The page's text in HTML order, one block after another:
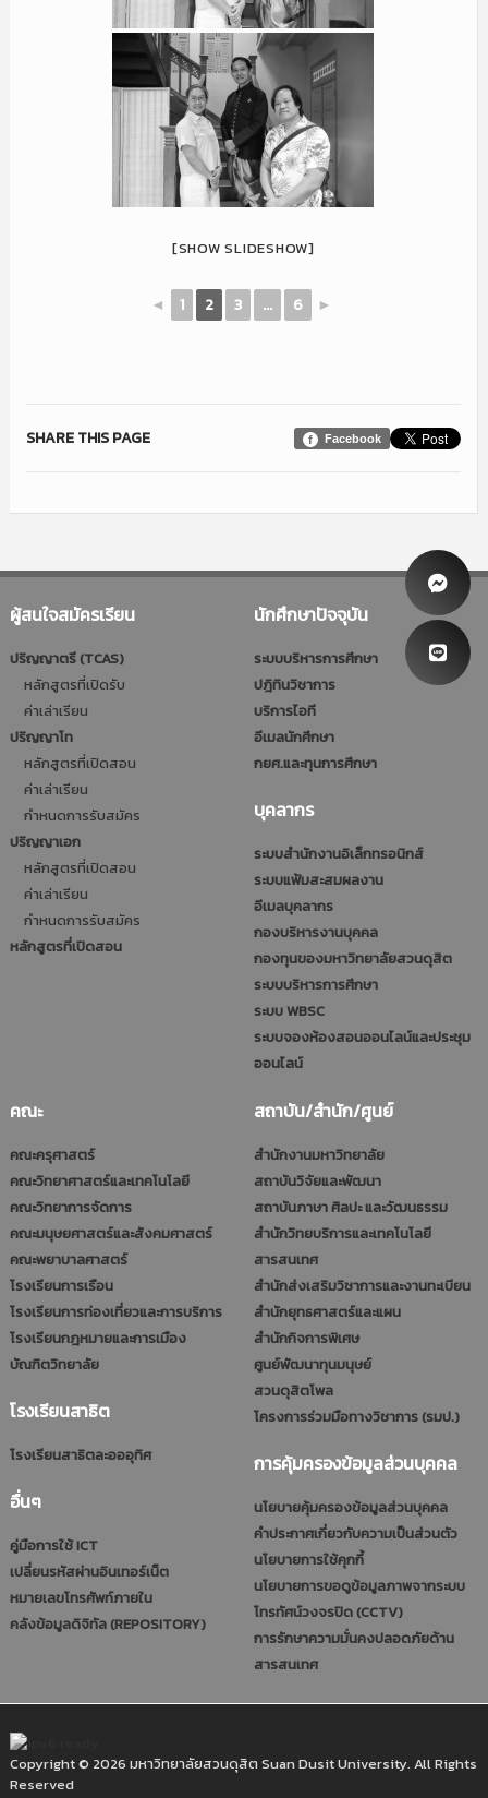
[SHOW SLIDESHOW]
◄ 1 2 3 ... 6 ►
Facebook
SHARE THIS PAGE
ผู้สนใจสมัครเรียน
ปริญญาตรี (TCAS)
หลักสูตรที่เปิดรับ
ค่าเล่าเรียน
ปริญญาโท
หลักสูตรที่เปิดสอน
ค่าเล่าเรียน
กำหนดการรับสมัคร
ปริญญาเอก
หลักสูตรที่เปิดสอน
ค่าเล่าเรียน
กำหนดการรับสมัคร
หลักสูตรที่เปิดสอน
นักศึกษาปัจจุบัน
ระบบบริหารการศึกษา
ปฎิทินวิชาการ
บริการไอที
อีเมลนักศึกษา
กยศ.และทุนการศึกษา
บุคลากร
ระบบสำนักงานอิเล็กทรอนิกส์
ระบบแฟ้มสะสมผลงาน
อีเมลบุคลากร
กองบริหารงานบุคคล
กองทุนของมหาวิทยาลัยสวนดุสิต
ระบบบริหารการศึกษา
ระบบ WBSC
ระบบจองห้องสอนออนไลน์และประชุม
ออนไลน์
คณะ
คณะครุศาสตร์
คณะวิทยาศาสตร์และเทคโนโลยี
คณะวิทยาการจัดการ
คณะมนุษยศาสตร์และสังคมศาสตร์
คณะพยาบาลศาสตร์
โรงเรียนการเรือน
โรงเรียนการท่องเที่ยวและการบริการ
โรงเรียนกฎหมายและการเมือง
บัณฑิตวิทยาลัย
โรงเรียนสาธิต
โรงเรียนสาธิตละอออุทิศ
อื่นๆ
คู่มือการใช้ ICT
เปลี่ยนรหัสผ่านอินเทอร์เน็ต
หมายเลขโทรศัพท์ภายใน
คลังข้อมูลดิจิทัล (REPOSITORY)
สถาบัน/สำนัก/ศูนย์
สำนักงานมหาวิทยาลัย
สถาบันวิจัยและพัฒนา
สถาบันภาษา ศิลปะ และวัฒนธรรม
สำนักวิทยบริการและเทคโนโลยี
สารสนเทศ
สำนักส่งเสริมวิชาการและงานทะเบียน
สำนักยุทธศาสตร์และแผน
สำนักกิจการพิเศษ
ศูนย์พัฒนาทุนมนุษย์
สวนดุสิตโพล
โครงการร่วมมือทางวิชาการ (รมป.)
การคุ้มครองข้อมูลส่วนบุคคล
นโยบายคุ้มครองข้อมูลส่วนบุคคล
คำประกาศเกี่ยวกับความเป็นส่วนตัว
นโยบายการใช้คุกกี้
นโยบายการขอดูข้อมูลภาพจากระบบ
โทรทัศน์วงจรปิด (CCTV)
การรักษาความมั่นคงปลอดภัยด้าน
สารสนเทศ
Copyright © 2026 มหาวิทยาลัยสวนดุสิต Suan Dusit University. All Rights
Reserved